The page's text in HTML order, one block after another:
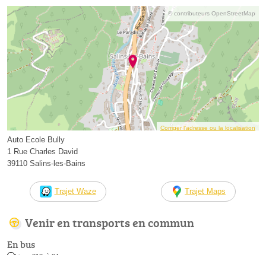
© contributeurs OpenStreetMap
Corriger l’adresse ou la localisation
Auto Ecole Bully
1 Rue Charles David
39110 Salins-les-Bains
Trajet Waze Trajet Maps
Venir en transports en commun
En bus